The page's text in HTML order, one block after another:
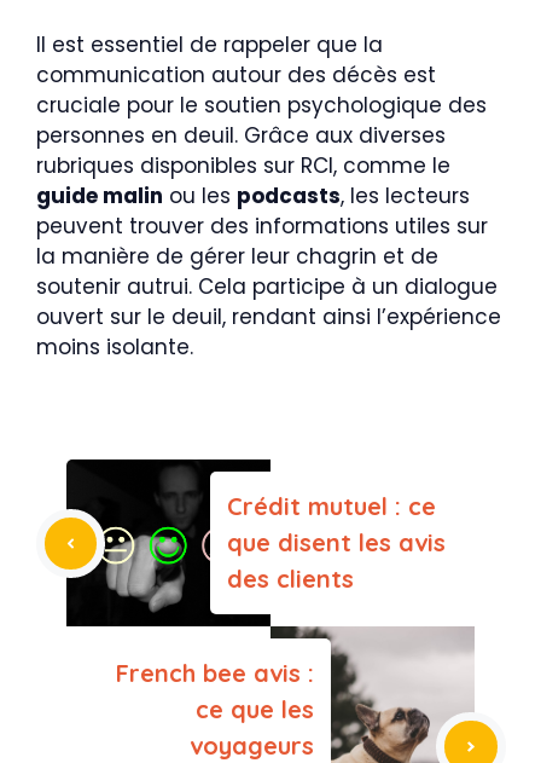
Il est essentiel de rappeler que la
communication autour des décès est
cruciale pour le soutien psychologique des
personnes en deuil. Grâce aux diverses
rubriques disponibles sur RCI, comme le
guide malin ou les podcasts, les lecteurs
peuvent trouver des informations utiles sur
la manière de gérer leur chagrin et de
soutenir autrui. Cela participe à un dialogue
ouvert sur le deuil, rendant ainsi l’expérience
moins isolante.
Crédit mutuel : ce
que disent les avis
des clients
French bee avis :
ce que les
voyageurs